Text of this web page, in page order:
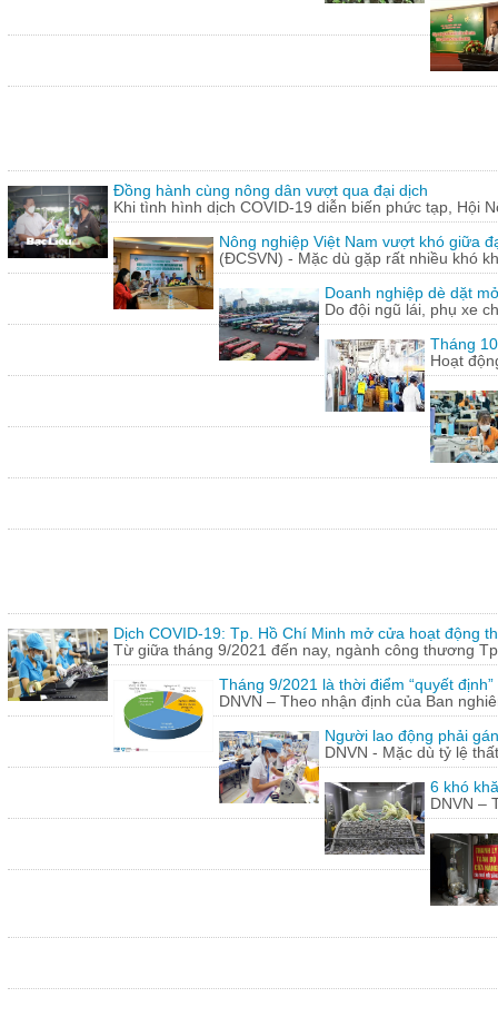
Đồng hành cùng nông dân vượt qua đại dịch
Khi tình hình dịch COVID-19 diễn biến phức tạp, Hội
Nông nghiệp Việt Nam vượt khó giữa
(ĐCSVN) - Mặc dù gặp rất nhiều khó
Doanh nghiệp dè dặt
Do đội ngũ lái, phụ xe
Tháng
Hoạt
Dịch COVID-19: Tp. Hồ Chí Minh mở cửa hoạt động
Từ giữa tháng 9/2021 đến nay, ngành công thương
Tháng 9/2021 là thời điểm “quyết
DNVN – Theo nhận định của Ban
Người lao động phải
DNVN - Mặc dù tỷ lệ
6 khó
DNVN –